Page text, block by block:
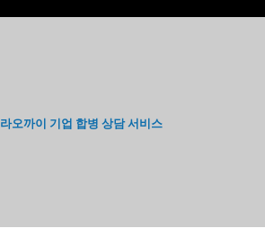
라오까이 기업 합병 상담 서비스